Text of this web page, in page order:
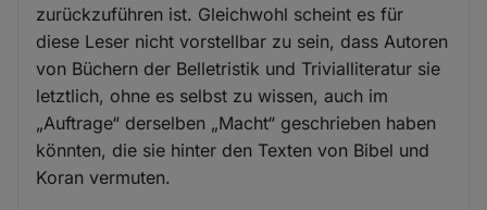
zurückzuführen ist. Gleichwohl scheint es für
diese Leser nicht vorstellbar zu sein, dass Autoren
von Büchern der Belletristik und Trivialliteratur sie
letztlich, ohne es selbst zu wissen, auch im
„Auftrage“ derselben „Macht“ geschrieben haben
könnten, die sie hinter den Texten von Bibel und
Koran vermuten.